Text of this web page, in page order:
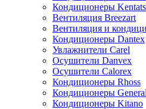
Кондиционеры
Вентиляция Breezart
Вентиляция и
Кондиционеры Dantex
Увлажнители Carel
Осушители Danvex
Осушители Calorex
Кондиционеры Rhoss
Кондиционеры General
Кондиционеры Kitano